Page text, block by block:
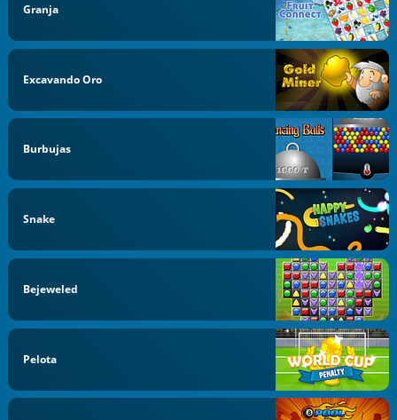
Granja
Excavando Oro
Burbujas
Snake
Bejeweled
Pelota